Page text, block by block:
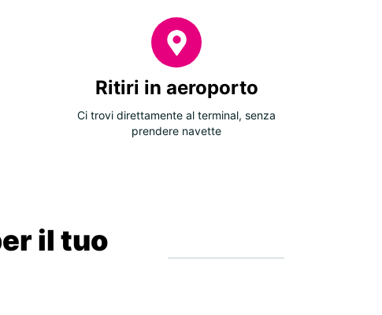
Ritiri in aeroporto
Ci trovi direttamente al terminal, senza
prendere navette
il tuo